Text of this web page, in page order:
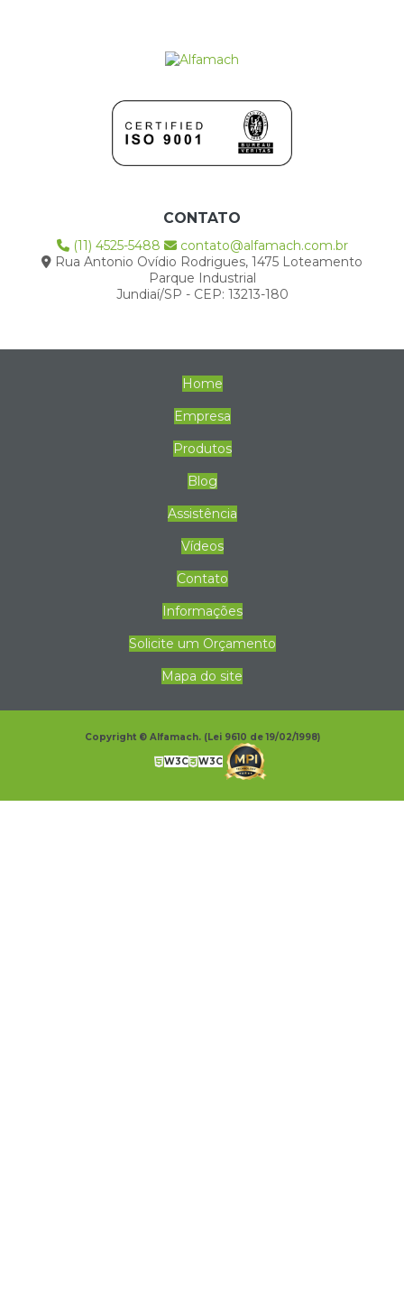
CONTATO
(11) 4525-5488
contato@alfamach.com.br
Rua Antonio Ovídio Rodrigues, 1475 Loteamento
Parque Industrial
Jundiaí/SP - CEP: 13213-180
Home
Empresa
Produtos
Blog
Assistência
Vídeos
Contato
Informações
Solicite um Orçamento
Mapa do site
Copyright © Alfamach. (Lei 9610 de 19/02/1998)
W3C W3C